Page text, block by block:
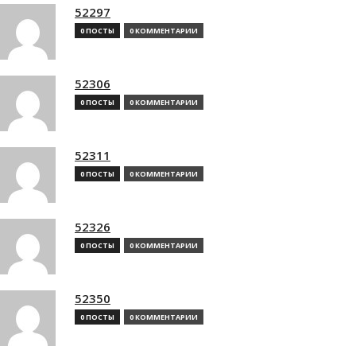
52297
0 ПОСТЫ 0 КОММЕНТАРИИ
52306
0 ПОСТЫ 0 КОММЕНТАРИИ
52311
0 ПОСТЫ 0 КОММЕНТАРИИ
52326
0 ПОСТЫ 0 КОММЕНТАРИИ
52350
0 ПОСТЫ 0 КОММЕНТАРИИ